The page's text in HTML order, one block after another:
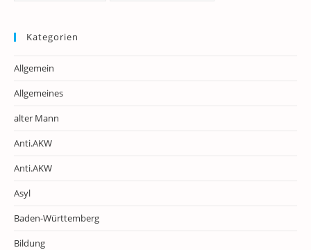
Kategorien
Allgemein
Allgemeines
alter Mann
Anti.AKW
Anti.AKW
Asyl
Baden-Württemberg
Bildung